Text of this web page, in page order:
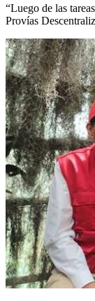
“Luego de las
Provías